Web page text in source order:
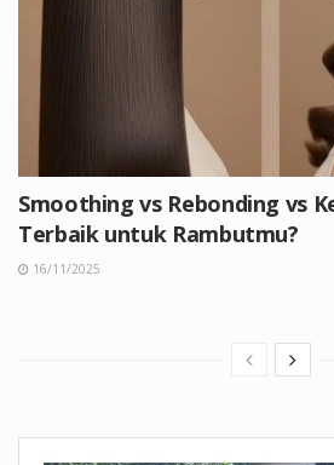
Smoothing vs Rebonding vs
Terbaik untuk Rambutmu?
16/11/2025